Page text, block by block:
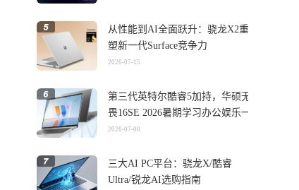
从性能到AI全面跃升：骁龙X2重
塑新一代Surface竞争力
2026-07-15
第三代英特尔酷睿5加持，华硕无
畏16SE 2026暑期学习办公娱乐一
机搞定
2026-07-08
三大AI PC平台：骁龙X/酷睿
Ultra/锐龙AI选购指南